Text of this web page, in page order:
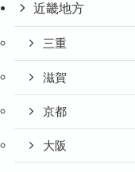
近畿地方
三重
滋賀
京都
大阪